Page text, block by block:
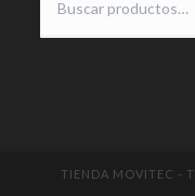
TIENDA MOVITEC -